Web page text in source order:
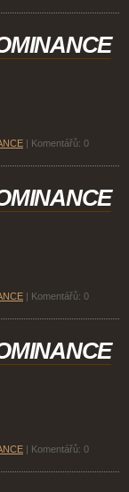
Komentářů: 0
Komentářů: 0
Komentářů: 0